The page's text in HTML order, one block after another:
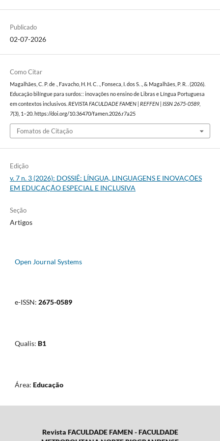
Publicado
02-07-2026
Como Citar
Magalhães, C. P. de ., Favacho, H. H. C. ., Fonseca, I. dos S. ., & Magalhães, P. R. . (2026).
Educação bilíngue para surdos:: inovações no ensino de Libras e Língua Portuguesa
em contextos inclusivos. REVISTA FACULDADE FAMEN | REFFEN | ISSN 2675-0589,
7(3), 1–20. https://doi.org/10.36470/famen.2026.r7a25
Fomatos de Citação
Edição
v. 7 n. 3 (2026): DOSSIÊ: LÍNGUA, LINGUAGENS E INOVAÇÕES
EM EDUCAÇÃO ESPECIAL E INCLUSIVA
Seção
Artigos
Open Journal Systems
e-ISSN: 2675-0589
Qualis: B1
Área: Educação
Revista FACULDADE FAMEN - FACULDADE